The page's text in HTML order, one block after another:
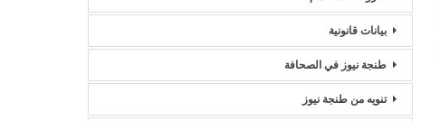
بيانات قانونية
طنجة نيوز في الصحافة
تنويه من طنجة نيوز